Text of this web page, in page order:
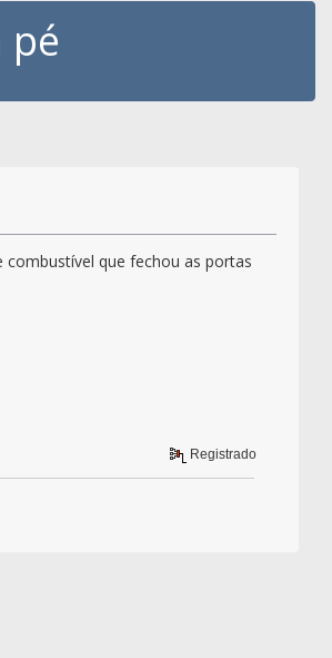
pé
que fechou as portas
Registrado